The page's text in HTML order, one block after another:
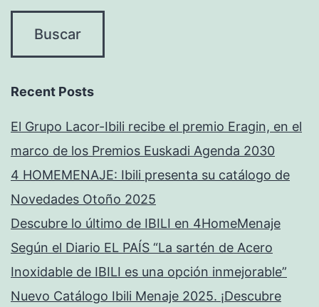
Recent Posts
El Grupo Lacor-Ibili recibe el premio Eragin, en el
marco de los Premios Euskadi Agenda 2030
4 HOMEMENAJE: Ibili presenta su catálogo de
Novedades Otoño 2025
Descubre lo último de IBILI en 4HomeMenaje
Según el Diario EL PAÍS “La sartén de Acero
Inoxidable de IBILI es una opción inmejorable”
Nuevo Catálogo Ibili Menaje 2025. ¡Descubre